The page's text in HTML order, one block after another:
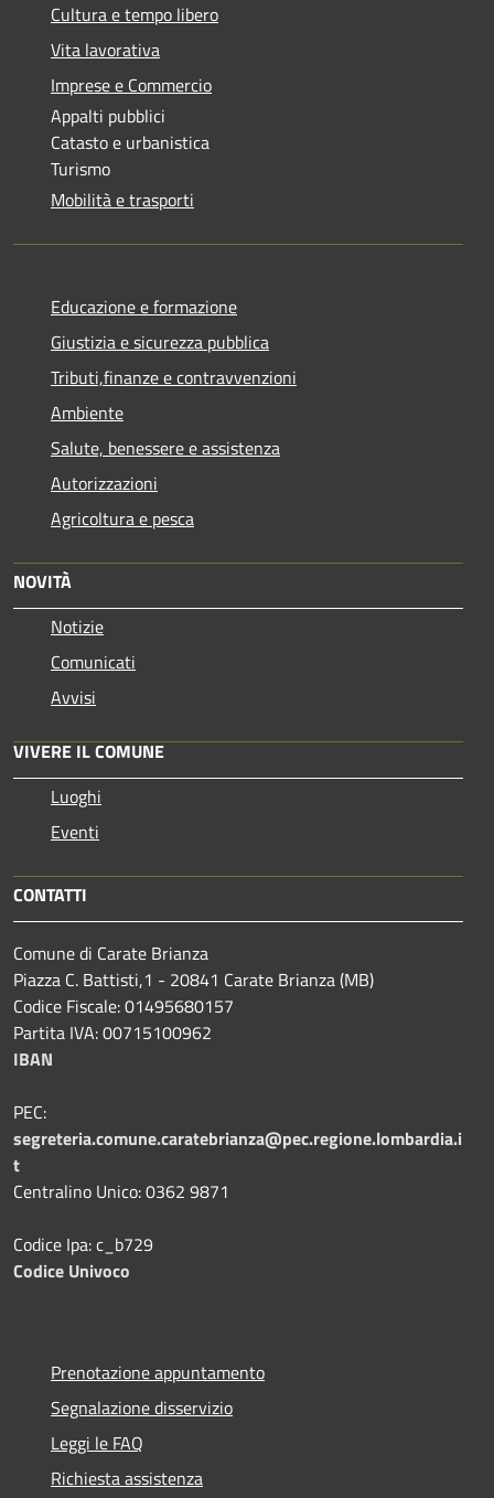
Cultura e tempo libero
Vita lavorativa
Imprese e Commercio
Appalti pubblici
Catasto e urbanistica
Turismo
Mobilità e trasporti
Educazione e formazione
Giustizia e sicurezza pubblica
Tributi,finanze e contravvenzioni
Ambiente
Salute, benessere e assistenza
Autorizzazioni
Agricoltura e pesca
NOVITÀ
Notizie
Comunicati
Avvisi
VIVERE IL COMUNE
Luoghi
Eventi
CONTATTI
Comune di Carate Brianza
Piazza C. Battisti,1 - 20841 Carate Brianza (MB)
Codice Fiscale: 01495680157
Partita IVA: 00715100962
IBAN
PEC:
segreteria.comune.caratebrianza@pec.regione.lombardia.i
t
Centralino Unico: 0362 9871
Codice Ipa: c_b729
Codice Univoco
Prenotazione appuntamento
Segnalazione disservizio
Leggi le FAQ
Richiesta assistenza